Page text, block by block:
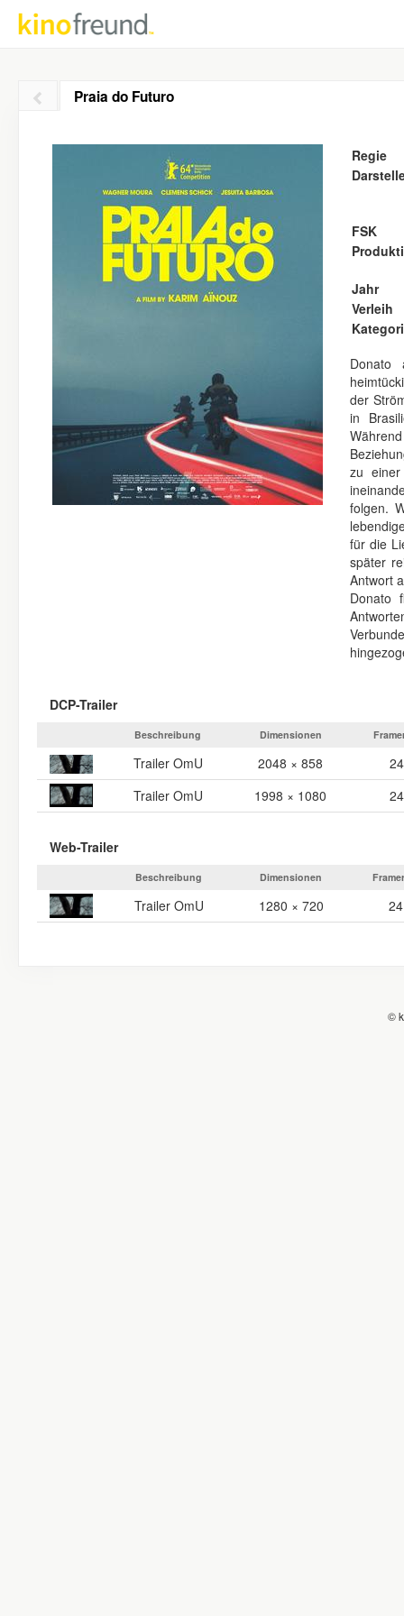
Praia do Futuro
Regie
FSK
Jahr
Verleih
Donato
der
in
zu einer
folgen.
für die
später
Antwort
Donato
DCP-Trailer
Beschreibung Dimensionen
Trailer OmU 2048 × 858
24
Trailer OmU
1998 × 1080 24
Web-Trailer
Beschreibung Dimensionen
Trailer OmU 1280 × 720 24
©